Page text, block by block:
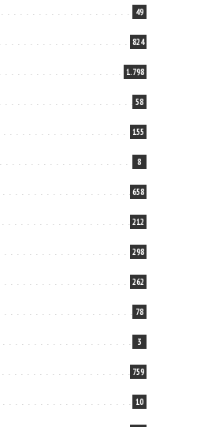
49
824
1.798
58
155
8
658
212
298
262
78
3
759
10